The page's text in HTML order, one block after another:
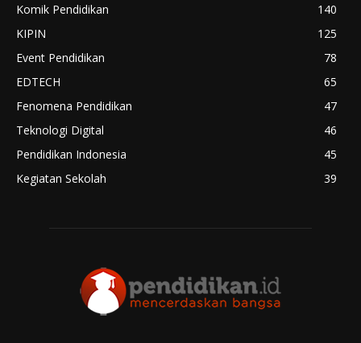
Komik Pendidikan
140
KIPIN
125
Event Pendidikan
78
EDTECH
65
Fenomena Pendidikan
47
Teknologi Digital
46
Pendidikan Indonesia
45
Kegiatan Sekolah
39